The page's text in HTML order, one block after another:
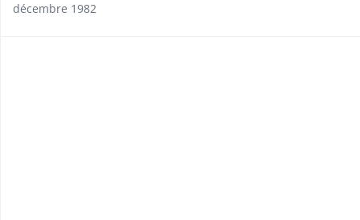
décembre 1982